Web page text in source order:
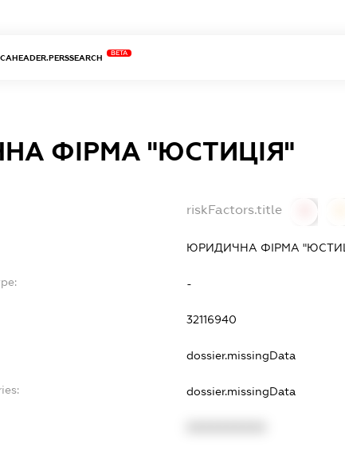
CAHEADER.PERSSEARCH
BETA
ФІРМА "ЮСТИЦІЯ"
riskFactors.title
ЮРИДИЧНА ФІРМА
-
32116940
dossier.missingData
dossier.missingData